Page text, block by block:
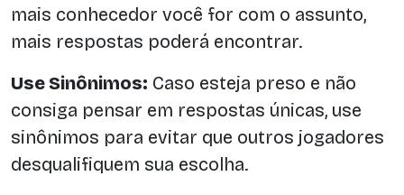
mais conhecedor você for com o assunto,
mais respostas poderá encontrar.
Use Sinônimos: Caso esteja preso e não
consiga pensar em respostas únicas, use
sinônimos para evitar que outros jogadores
desqualifiquem sua escolha.